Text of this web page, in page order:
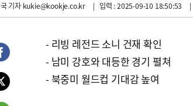
기자kukie@kookje.co.kr | 입력 : 2025-09-10 18:50:53
- 리빙 레전드 소니 건재 확인
- 남미 강호와 대등한 경기 펼쳐
- 북중미 월드컵 기대감 높여